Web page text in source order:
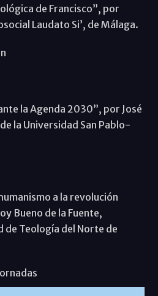
de Francisco”, por
Laudato Si’, de Málaga.
la Agenda 2030”, por José
la Universidad San Pablo-
a la revolución
Bueno de la Fuente,
de Teología del Norte de